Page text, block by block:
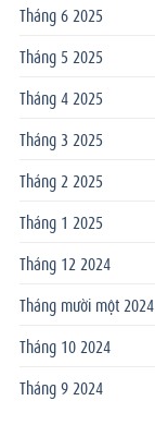
Tháng 6 2025
Tháng 5 2025
Tháng 4 2025
Tháng 3 2025
Tháng 2 2025
Tháng 1 2025
Tháng 12 2024
Tháng mười một 2024
Tháng 10 2024
Tháng 9 2024